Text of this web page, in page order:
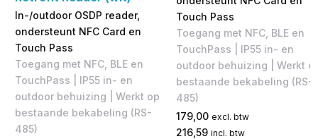
In-/outdoor OSDP reader,
ondersteunt NFC Card en
Touch Pass
Toegang met NFC, BLE en
TouchPass | IP55 in- en
outdoor behuizing | Werkt op
bestaande bekabeling (RS-
485)
Touch Pass
Toegang met NFC, BLE en
TouchPass | IP55 in- en
outdoor behuizing | Werkt
bestaande bekabeling (RS-
485)
179,00 excl. btw
216,59 incl. btw